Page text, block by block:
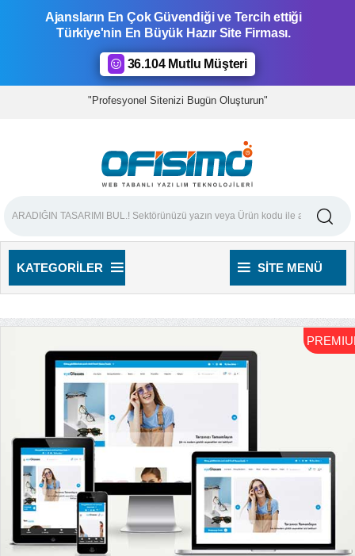
Ajansların En Çok Güvendiği ve Tercih ettiği
Türkiye'nin En Büyük Hazır Site Firması.
36.104 Mutlu Müşteri
"Profesyonel Sitenizi Bugün Oluşturun"
KATEGORILER SITE MENÜ